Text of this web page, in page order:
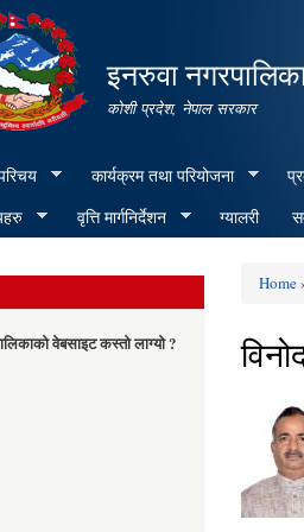
इनरुवा
कोशी प्रदेश, नेपाल सरकार
कार्यक्रम तथा परियोजना
वृत्ति मार्गनिर्देशन ग्यालरी
वेबसाइट कस्तो लाग्यो ?
You
Home